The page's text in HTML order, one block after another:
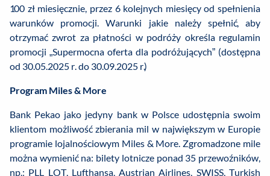
100 zł miesięcznie, przez 6 kolejnych miesięcy od spełnienia
warunków promocji. Warunki jakie należy spełnić, aby
otrzymać zwrot za płatności w podróży określa regulamin
promocji „Supermocna oferta dla podróżujących” (dostępna
od 30.05.2025 r. do 30.09.2025 r.)
Program Miles & More
Bank Pekao jako jedyny bank w Polsce udostępnia swoim
klientom możliwość zbierania mil w największym w Europie
programie lojalnościowym Miles & More. Zgromadzone mile
można wymienić na: bilety lotnicze ponad 35 przewoźników,
np.: PLL LOT, Lufthansa, Austrian Airlines, SWISS, Turkish